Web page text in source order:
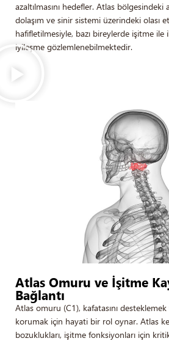
azaltılmasını hedefler. Atlas bölgesindeki
dolaşım ve sinir sistemi üzerindeki olası
hafifletilmesiyle, bazı bireylerde işitme ile
iyileşme gözlemlenebilmektedir.
Atlas Omuru ve İşitme
Bağlantı
Atlas omuru (C1), kafatasını desteklemek
korumak için hayati bir rol oynar. Atlas
bozuklukları, işitme fonksiyonları için